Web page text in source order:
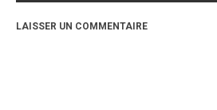
LAISSER UN COMMENTAIRE